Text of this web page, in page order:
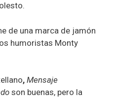
de una marca de jamón
humoristas Monty
, Mensaje
son buenas, pero la